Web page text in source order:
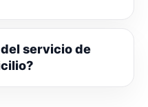
servicio de